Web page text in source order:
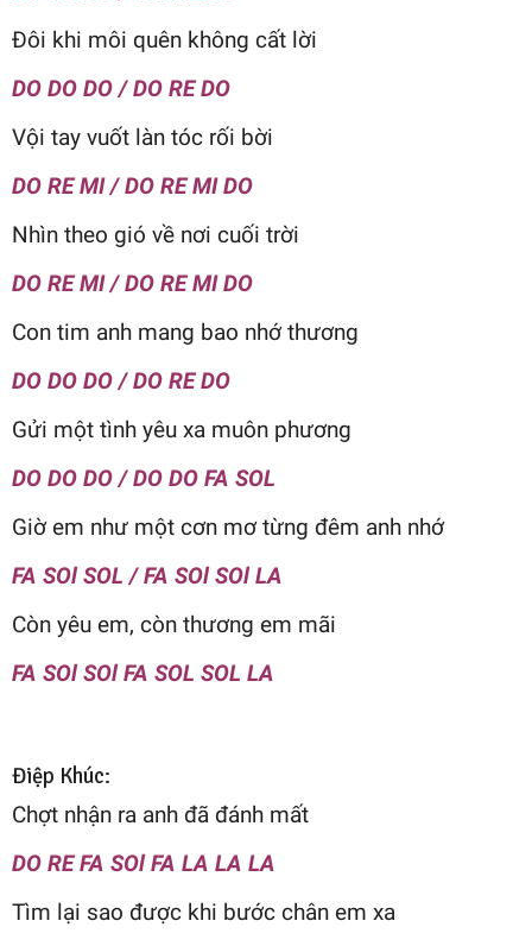
Đôi khi môi quên không cất lời
DO DO DO / DO RE DO
Vội tay vuốt làn tóc rối bời
DO RE MI / DO RE MI DO
Nhìn theo gió về nơi cuối trời
DO RE MI / DO RE MI DO
Con tim anh mang bao nhớ thương
DO DO DO / DO RE DO
Gửi một tình yêu xa muôn phương
DO DO DO / DO DO FA SOL
Giờ em như một cơn mơ từng đêm anh nhớ
FA SOl SOL / FA SOl SOl LA
Còn yêu em, còn thương em mãi
FA SOl SOl FA SOL SOL LA
Điệp Khúc:
Chợt nhận ra anh đã đánh mất
DO RE FA SOl FA LA LA LA
Tìm lại sao được khi bước chân em xa